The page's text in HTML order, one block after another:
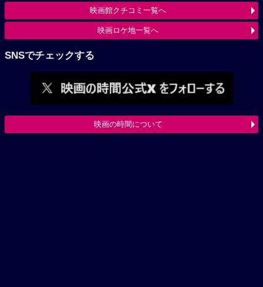
映画館クチコミ一覧へ
映画ロケ地一覧へ
SNSでチェックする
映画の時間について